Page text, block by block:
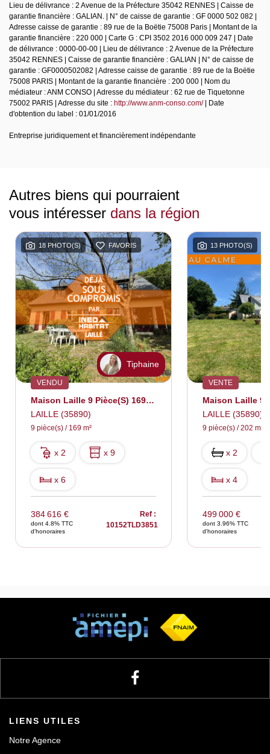
Lieu de délivrance : 2 Avenue de la Préfecture 35042 RENNES | Caisse de
garantie financière : GALIAN. | N° de caisse de garantie : GF 0000 502 082 |
Adresse caisse de garantie : 89 rue de la Boëtie 75008 Paris | Montant de la
garantie financière : 220 000 | Carte G : CPI 3502 2016 000 009 247 | Date
de délivrance : 0000-00-00 | Lieu de délivrance : 2 Avenue de la Préfecture
35042 RENNES | Caisse de garantie financière : GALIAN | N° de caisse de
garantie : GF0000502082 | Adresse caisse de garantie : 89 rue de la Boëtie
75008 PARIS | Montant de la garantie financière : 200 000 | Nom du
médiateur : ANM CONSO | Adresse du médiateur : 62 rue de Tiquetonne
75002 PARIS | Adresse du site : http://www.anm-conso.com/| Date
d'obtention du label : 01/01/2016
Entreprise juridiquement et financièrement indépendante
Autres biens qui pourraient
vous intéresser dans la région
18 PHOTO(S) FAVORIS
Tiphaine
VENDU
Maison Laille 9 Pièce(s) 169 M2
LAILLE (35890)
9 pièce(s) / 169 m²
x 2 x 9
x 6
384 616 €
dont 4.8% TTC
d'honoraires
Ref :
10152TLD3851
13 PHOTO(S)
VENTE
LAILLE (35890)
9 pièce(s) / 202 m²
x 2
x 4
499 000 €
dont 3.96% TTC
d'honoraires
LIENS UTILES
Notre Agence